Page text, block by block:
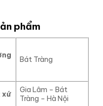
phẩm
Bát Tràng
xứ
Gia Lâm – Bát
Tràng – Hà Nội